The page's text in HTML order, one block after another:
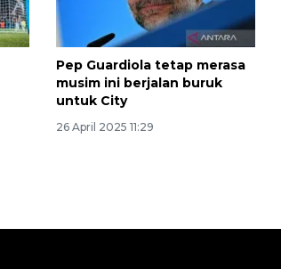
Pep Guardiola tetap merasa
musim ini berjalan buruk
untuk City
26 April 2025 11:29